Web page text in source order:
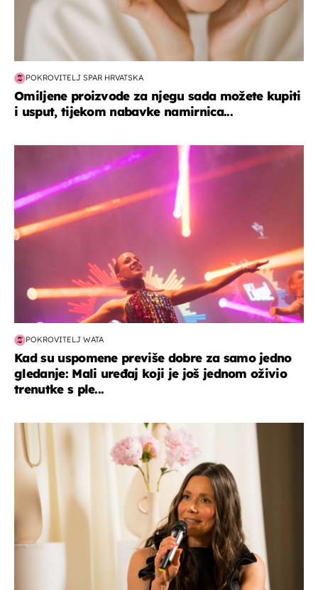
POKROVITELJ SPAR HRVATSKA
Omiljene proizvode za njegu sada možete kupiti
i usput, tijekom nabavke namirnica...
POKROVITELJ WATA
Kad su uspomene previše dobre za samo jedno
gledanje: Mali uređaj koji je još jednom oživio
trenutke s ple...
moda & ljepota